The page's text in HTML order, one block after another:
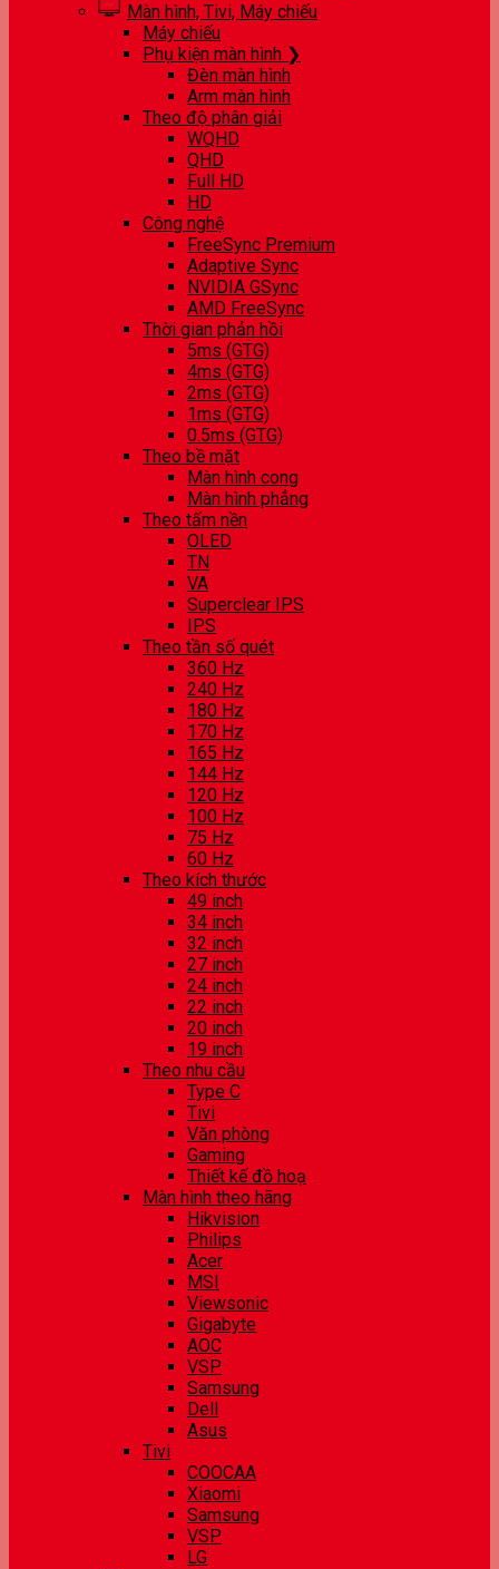
Màn hình, Tivi, Máy chiếu
Máy chiếu
Phụ kiện màn hình ❯
Đèn màn hình
Arm màn hình
Theo độ phân giải
WQHD
QHD
Full HD
HD
Công nghệ
FreeSync Premium
Adaptive Sync
NVIDIA GSync
AMD FreeSync
Thời gian phản hồi
5ms (GTG)
4ms (GTG)
2ms (GTG)
1ms (GTG)
0.5ms (GTG)
Theo bề mặt
Màn hình cong
Màn hình phẳng
Theo tấm nền
OLED
TN
VA
Superclear IPS
IPS
Theo tần số quét
360 Hz
240 Hz
180 Hz
170 Hz
165 Hz
144 Hz
120 Hz
100 Hz
75 Hz
60 Hz
Theo kích thước
49 inch
34 inch
32 inch
27 inch
24 inch
22 inch
20 inch
19 inch
Theo nhu cầu
Type C
Tivi
Văn phòng
Gaming
Thiết kế đồ hoạ
Màn hình theo hãng
Hikvision
Philips
Acer
MSI
Viewsonic
Gigabyte
AOC
VSP
Samsung
Dell
Asus
Tivi
COOCAA
Xiaomi
Samsung
VSP
LG